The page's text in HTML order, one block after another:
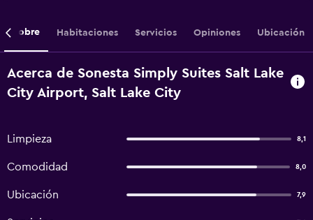
Sobre Habitaciones Servicios Opiniones Ubicación
Acerca de Sonesta Simply Suites Salt Lake
City Airport, Salt Lake City
Limpieza 8,1
Comodidad 8,0
Ubicación 7,9